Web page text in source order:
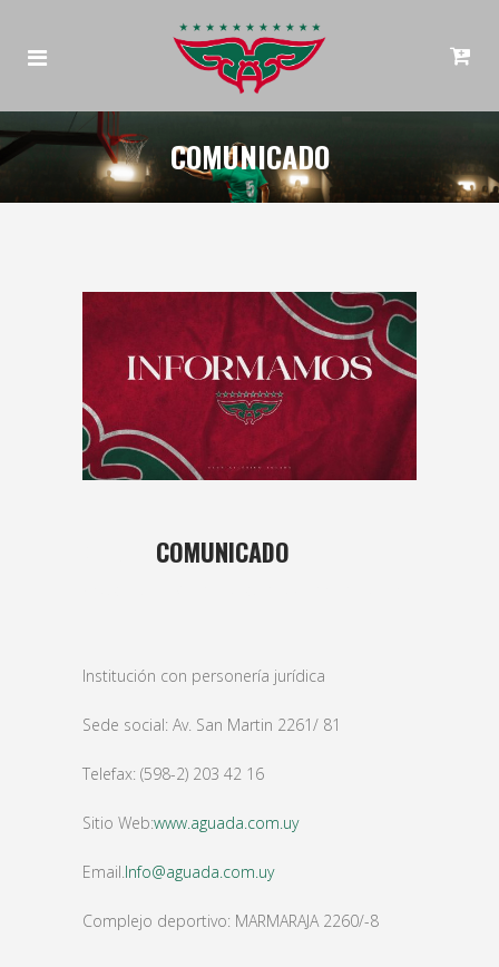
COMUNICADO
COMUNICADO
Institución con personería jurídica
Sede social: Av. San Martin 2261/ 81
Telefax: (598-2) 203 42 16
Sitio Web:www.aguada.com.uy
Email. Info@aguada.com.uy
Complejo deportivo: MARMARAJA 2260/-8